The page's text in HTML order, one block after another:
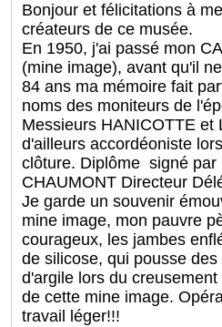
Bonjour et félicitations à
créateurs de ce musée.
En 1950, j'ai passé mon
(mine image), avant qu'il
84 ans ma mémoire fait
noms des moniteurs de
Messieurs HANICOTTE et
d'ailleurs accordéoniste
clôture. Diplôme signé par
CHAUMONT Directeur
Je garde un souvenir
mine image, mon pauvre
courageux, les jambes
de silicose, qui pousse
d'argile lors du
de cette mine image.
travail léger!!!